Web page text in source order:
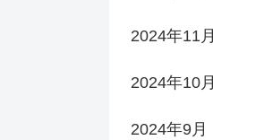
2024年11月
2024年10月
2024年9月